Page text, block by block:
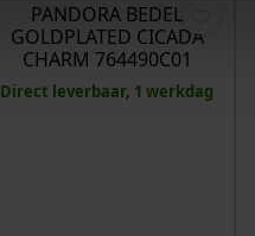
PANDORA BEDEL
GOLDPLATED CICADA
CHARM 764490C01
Direct leverbaar, 1 werkdag